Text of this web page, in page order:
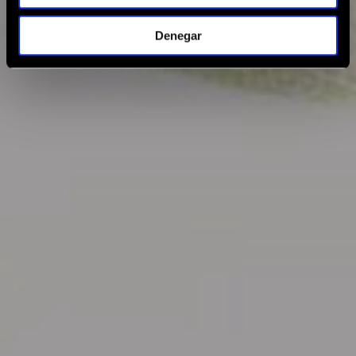
Denegar